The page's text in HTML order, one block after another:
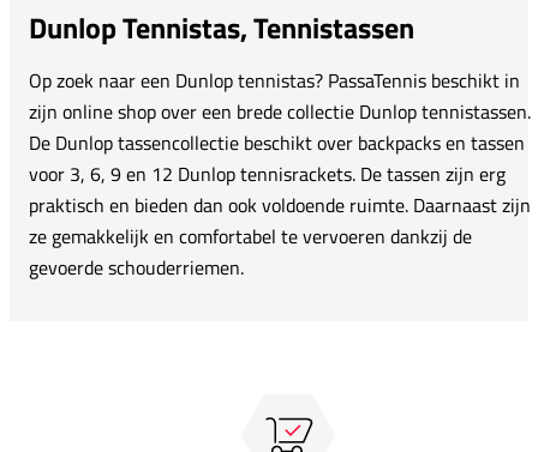
Dunlop Tennistas, Tennistassen
Op zoek naar een Dunlop tennistas? PassaTennis beschikt in
zijn online shop over een brede collectie Dunlop tennistassen.
De Dunlop tassencollectie beschikt over backpacks en tassen
voor 3, 6, 9 en 12 Dunlop tennisrackets. De tassen zijn erg
praktisch en bieden dan ook voldoende ruimte. Daarnaast zijn
ze gemakkelijk en comfortabel te vervoeren dankzij de
gevoerde schouderriemen.